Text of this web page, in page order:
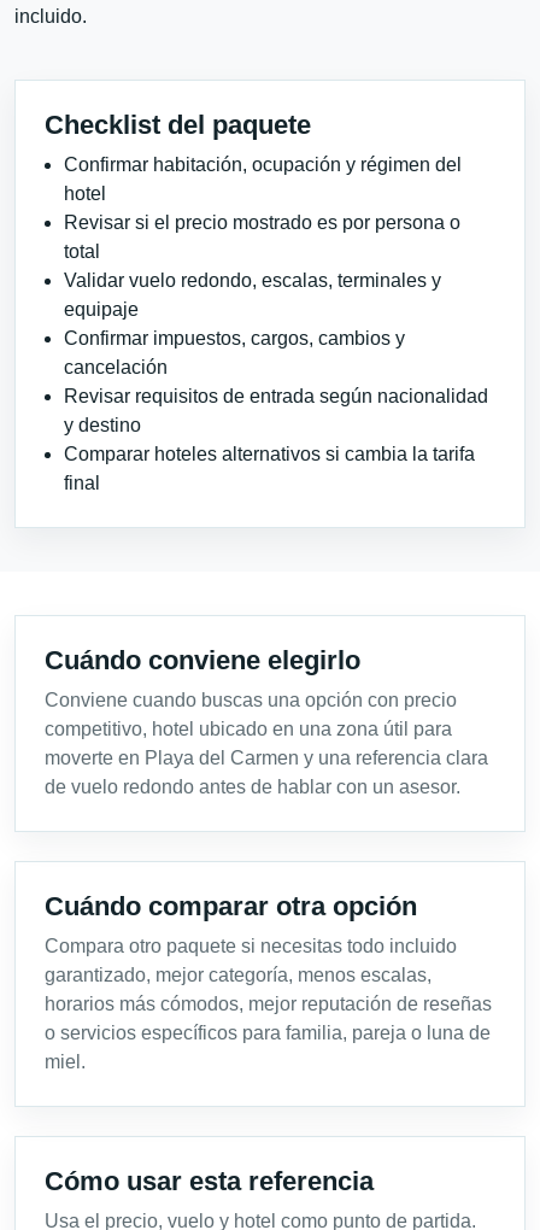
incluido.
Checklist del paquete
Confirmar habitación, ocupación y régimen del
hotel
Revisar si el precio mostrado es por persona o
total
Validar vuelo redondo, escalas, terminales y
equipaje
Confirmar impuestos, cargos, cambios y
cancelación
Revisar requisitos de entrada según nacionalidad
y destino
Comparar hoteles alternativos si cambia la tarifa
final
Cuándo conviene elegirlo
Conviene cuando buscas una opción con precio
competitivo, hotel ubicado en una zona útil para
moverte en Playa del Carmen y una referencia clara
de vuelo redondo antes de hablar con un asesor.
Cuándo comparar otra opción
Compara otro paquete si necesitas todo incluido
garantizado, mejor categoría, menos escalas,
horarios más cómodos, mejor reputación de reseñas
o servicios específicos para familia, pareja o luna de
miel.
Cómo usar esta referencia
Usa el precio, vuelo y hotel como punto de partida.